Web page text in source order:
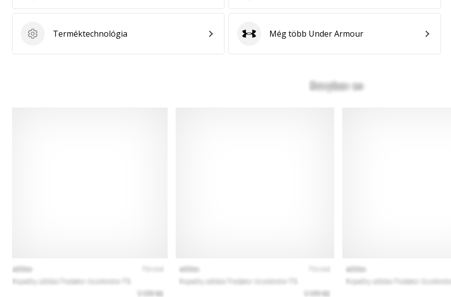
Terméktechnológia
Terméktechnológia Under Armour
Még több Under Armour